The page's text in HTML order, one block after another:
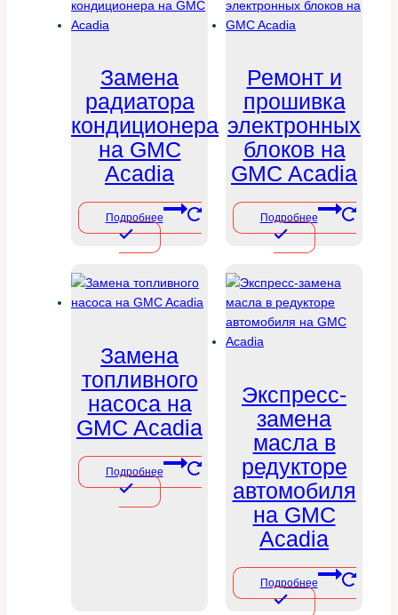
Замена
радиатора
кондиционера
на GMC
Acadia
Подробнее
Ремонт и
прошивка
электронных
блоков на
GMC Acadia
Подробнее
Замена
топливного
насоса на
GMC Acadia
Подробнее
Экспресс-
замена
масла в
редукторе
автомобиля
на GMC
Acadia
Подробнее